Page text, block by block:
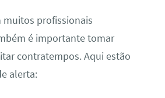
muitos profissionais
é importante tomar
contratempos. Aqui estão
alerta: